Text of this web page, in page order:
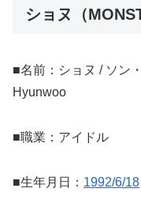
ショヌ（
■名前：ショヌ / ソン
Hyunwoo
■職業：アイドル
■生年月日： 1992/6/18